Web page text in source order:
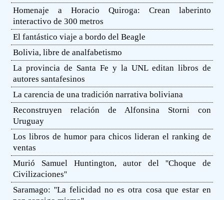
Homenaje a Horacio Quiroga: Crean laberinto
interactivo de 300 metros
El fantástico viaje a bordo del Beagle
Bolivia, libre de analfabetismo
La provincia de Santa Fe y la UNL editan libros de
autores santafesinos
La carencia de una tradición narrativa boliviana
Reconstruyen relación de Alfonsina Storni con
Uruguay
Los libros de humor para chicos lideran el ranking de
ventas
Murió Samuel Huntington, autor del ''Choque de
Civilizaciones''
Saramago: ''La felicidad no es otra cosa que estar en